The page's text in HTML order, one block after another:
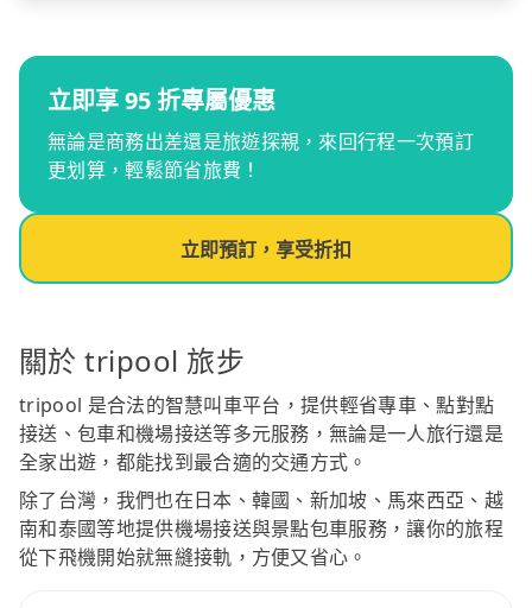
立即享 95 折專屬優惠
無論是商務出差還是旅遊探親，來回行程一次預訂
更划算，輕鬆節省旅費！
立即預訂，享受折扣
關於 tripool 旅步
tripool 是合法的智慧叫車平台，提供輕省專車、點對點
接送、包車和機場接送等多元服務，無論是一人旅行還是
全家出遊，都能找到最合適的交通方式。
除了台灣，我們也在日本、韓國、新加坡、馬來西亞、越
南和泰國等地提供機場接送與景點包車服務，讓你的旅程
從下飛機開始就無縫接軌，方便又省心。